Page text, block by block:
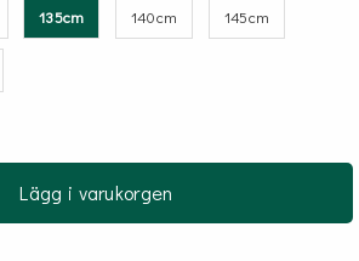
135cm 140cm 145cm
Lägg i varukorgen